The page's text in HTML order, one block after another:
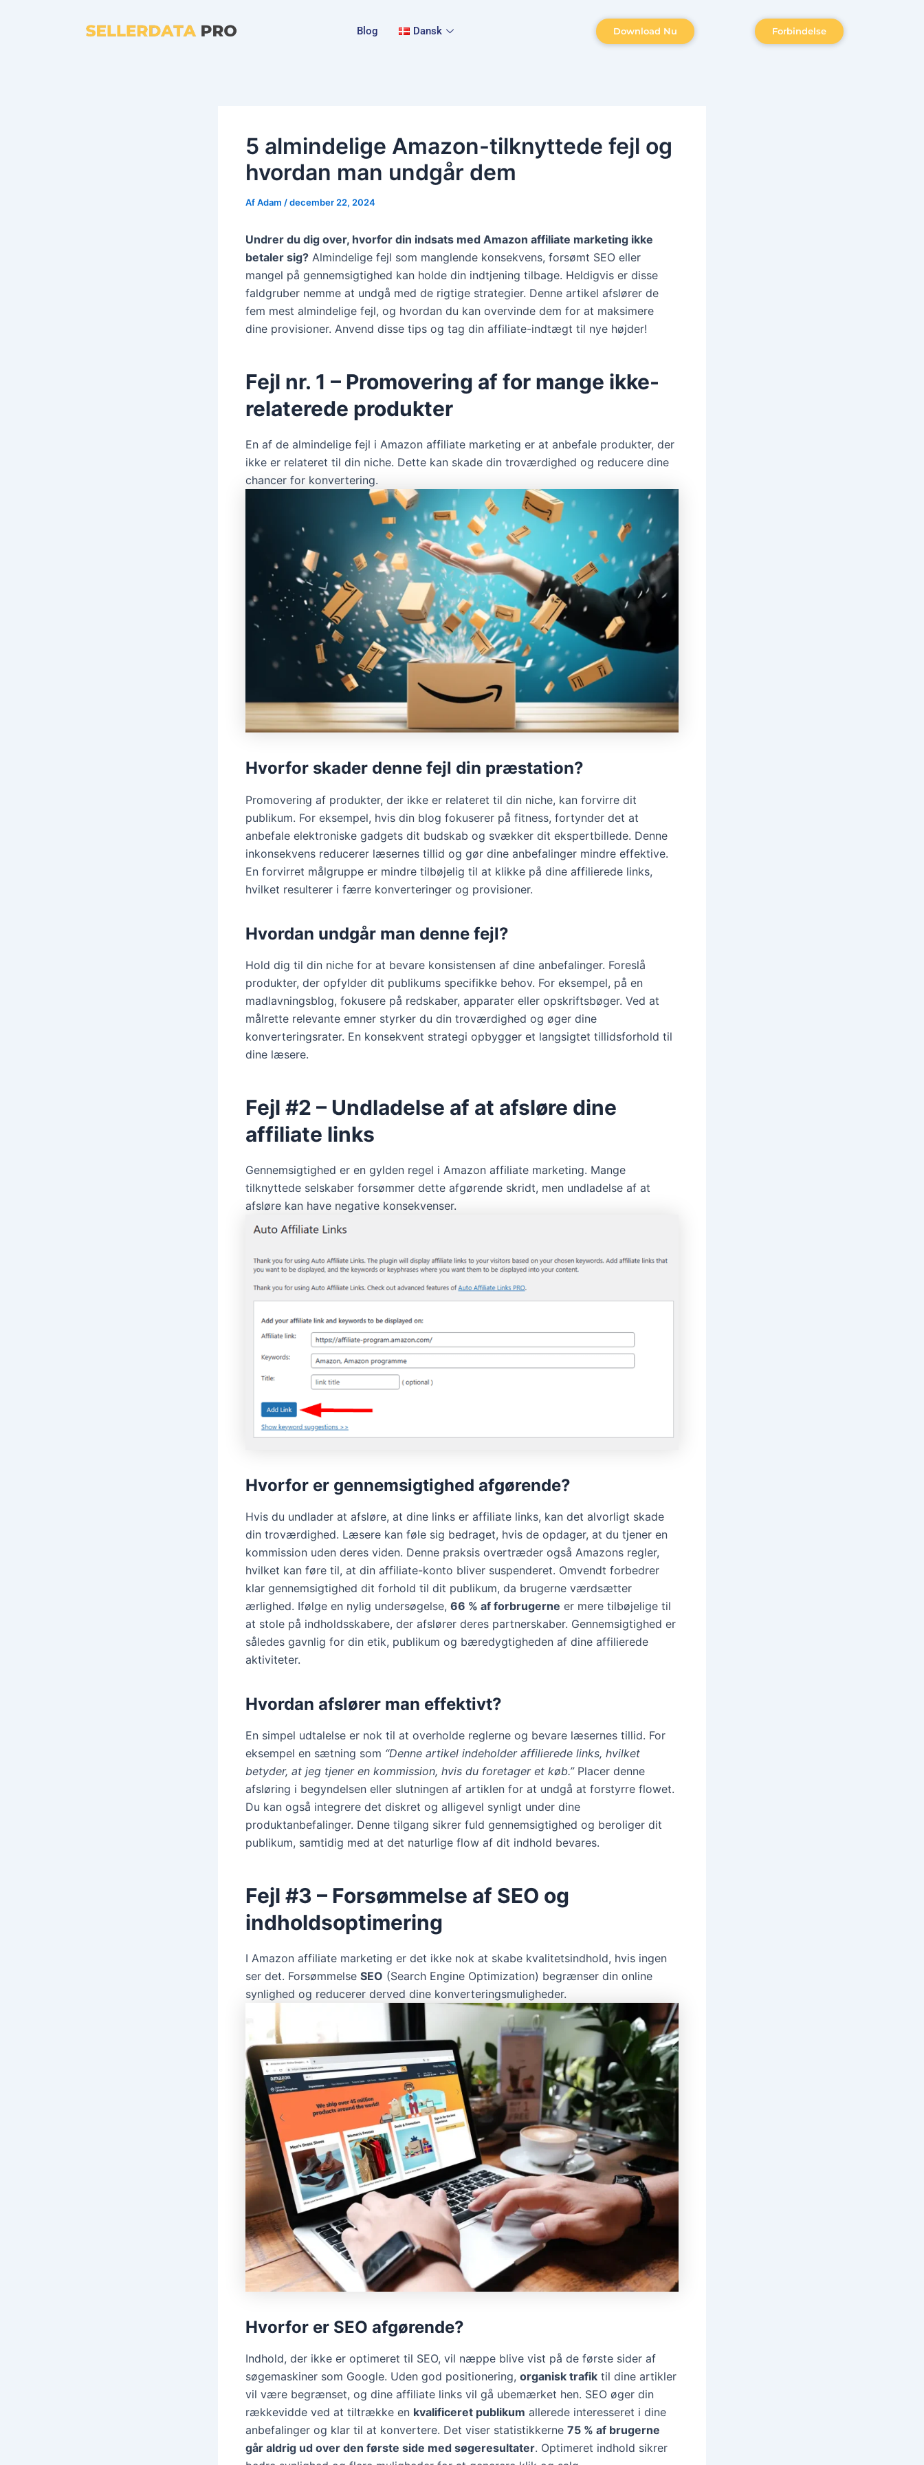
Blog Dansk Download Nu Forbindelse
5 almindelige Amazon-tilknyttede fejl og
hvordan man undgår dem
AfAdam /december 22, 2024
Undrer du dig over, hvorfor din indsats med Amazon affiliate marketing ikke
betaler sig? Almindelige fejl som manglende konsekvens, forsømt SEO eller
mangel på gennemsigtighed kan holde din indtjening tilbage. Heldigvis er disse
faldgruber nemme at undgå med de rigtige strategier. Denne artikel afslører de
fem mest almindelige fejl, og hvordan du kan overvinde dem for at maksimere
dine provisioner. Anvend disse tips og tag din affiliate-indtægt til nye højder!
Fejl nr. 1 – Promovering af for mange ikke-
relaterede produkter
En af de almindelige fejl i Amazon affiliate marketing er at anbefale produkter, der
ikke er relateret til din niche. Dette kan skade din troværdighed og reducere dine
chancer for konvertering.
Hvorfor skader denne fejl din præstation?
Promovering af produkter, der ikke er relateret til din niche, kan forvirre dit
publikum. For eksempel, hvis din blog fokuserer på fitness, fortynder det at
anbefale elektroniske gadgets dit budskab og svækker dit ekspertbillede. Denne
inkonsekvens reducerer læsernes tillid og gør dine anbefalinger mindre effektive.
En forvirret målgruppe er mindre tilbøjelig til at klikke på dine affilierede links,
hvilket resulterer i færre konverteringer og provisioner.
Hvordan undgår man denne fejl?
Hold dig til din niche for at bevare konsistensen af ​​dine anbefalinger. Foreslå
produkter, der opfylder dit publikums specifikke behov. For eksempel, på en
madlavningsblog, fokusere på redskaber, apparater eller opskriftsbøger. Ved at
målrette relevante emner styrker du din troværdighed og øger dine
konverteringsrater. En konsekvent strategi opbygger et langsigtet tillidsforhold til
dine læsere.
Fejl #2 – Undladelse af at afsløre dine
affiliate links
Gennemsigtighed er en gylden regel i Amazon affiliate marketing. Mange
tilknyttede selskaber forsømmer dette afgørende skridt, men undladelse af at
afsløre kan have negative konsekvenser.
Hvorfor er gennemsigtighed afgørende?
Hvis du undlader at afsløre, at dine links er affiliate links, kan det alvorligt skade
din troværdighed. Læsere kan føle sig bedraget, hvis de opdager, at du tjener en
kommission uden deres viden. Denne praksis overtræder også Amazons regler,
hvilket kan føre til, at din affiliate-konto bliver suspenderet. Omvendt forbedrer
klar gennemsigtighed dit forhold til dit publikum, da brugerne værdsætter
ærlighed. Ifølge en nylig undersøgelse, 66 % af forbrugerne er mere tilbøjelige til
at stole på indholdsskabere, der afslører deres partnerskaber. Gennemsigtighed er
således gavnlig for din etik, publikum og bæredygtigheden af ​​dine affilierede
aktiviteter.
Hvordan afslører man effektivt?
En simpel udtalelse er nok til at overholde reglerne og bevare læsernes tillid. For
eksempel en sætning som “Denne artikel indeholder affilierede links, hvilket
betyder, at jeg tjener en kommission, hvis du foretager et køb.”Placer denne
afsløring i begyndelsen eller slutningen af ​​artiklen for at undgå at forstyrre flowet.
Du kan også integrere det diskret og alligevel synligt under dine
produktanbefalinger. Denne tilgang sikrer fuld gennemsigtighed og beroliger dit
publikum, samtidig med at det naturlige flow af dit indhold bevares.
Fejl #3 – Forsømmelse af SEO og
indholdsoptimering
I Amazon affiliate marketing er det ikke nok at skabe kvalitetsindhold, hvis ingen
ser det. Forsømmelse SEO (Search Engine Optimization) begrænser din online
synlighed og reducerer derved dine konverteringsmuligheder.
Hvorfor er SEO afgørende?
Indhold, der ikke er optimeret til SEO, vil næppe blive vist på de første sider af
søgemaskiner som Google. Uden god positionering, organisk trafik til dine artikler
vil være begrænset, og dine affiliate links vil gå ubemærket hen. SEO øger din
rækkevidde ved at tiltrække en kvalificeret publikum allerede interesseret i dine
anbefalinger og klar til at konvertere. Det viser statistikkerne 75 % af brugerne
går aldrig ud over den første side med søgeresultater. Optimeret indhold sikrer